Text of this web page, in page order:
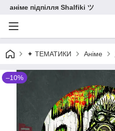
аніме підпілля Shalfiki ツ
✦ ТЕМАТИКИ Аніме
–10%